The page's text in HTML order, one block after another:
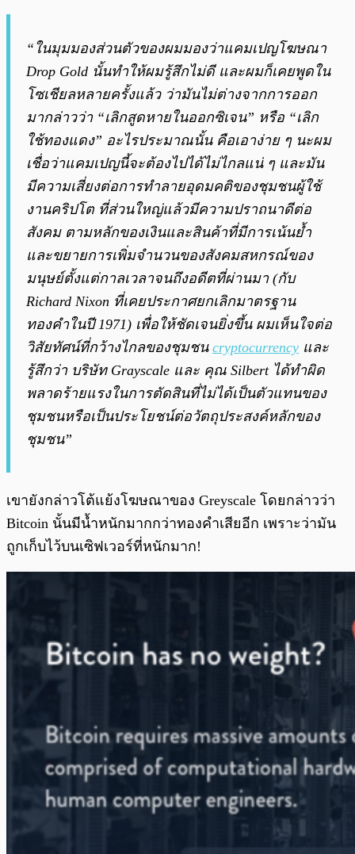
“ในมุมมองส่วนตัวของผมมองว่าแคมเปญโฆษณา
Drop Gold นั้นทำให้ผมรู้สึกไม่ดี และผมก็เคยพูดใน
โซเชียลหลายครั้งแล้ว ว่ามันไม่ต่างจากการออก
มากล่าวว่า “เลิกสูดหายในออกซิเจน” หรือ “เลิก
ใช้ทองแดง” อะไรประมาณนั้น คือเอาง่าย ๆ นะผม
เชื่อว่าแคมเปญนี้จะต้องไปได้ไม่ไกลแน่ ๆ และมัน
มีความเสี่ยงต่อการทำลายอุดมคติของชุมชนผู้ใช้
งานคริปโต ที่ส่วนใหญ่แล้วมีความปราถนาดีต่อ
สังคม ตามหลักของเงินและสินค้าที่มีการเน้นย้ำ
และขยายการเพิ่มจำนวนของสังคมสหกรณ์ของ
มนุษย์ตั้งแต่กาลเวลาจนถึงอดีตที่ผ่านมา (กับ
Richard Nixon ที่เคยประกาศยกเลิกมาตรฐาน
ทองคำในปี 1971) เพื่อให้ชัดเจนยิ่งขึ้น ผมเห็นใจต่อ
วิสัยทัศน์ที่กว้างไกลของชุมชน cryptocurrency และ
รู้สึกว่า บริษัท Grayscale และ คุณ Silbert ได้ทำผิด
พลาดร้ายแรงในการตัดสินที่ไม่ได้เป็นตัวแทนของ
ชุมชนหรือเป็นประโยชน์ต่อวัตถุประสงค์หลักของ
ชุมชน”
เขายังกล่าวโต้แย้งโฆษณาของ Greyscale โดยกล่าวว่า
Bitcoin นั้นมีน้ำหนักมากกว่าทองคำเสียอีก เพราะว่ามัน
ถูกเก็บไว้บนเซิฟเวอร์ที่หนักมาก!